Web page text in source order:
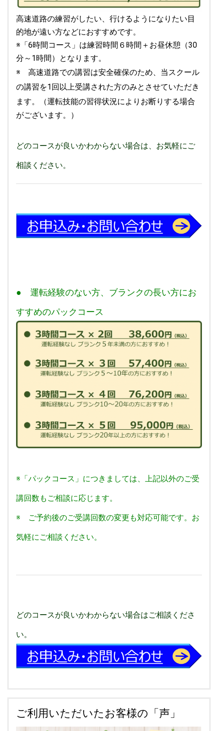
高速道路の練習がしたい、行けるようになりたい目
的地が遠い方などにおすすめです。
※「6時間コース」は練習時間６時間＋お昼休憩（30
分～1時間）となります。
※ 高速道路での講習は安全確保のため、当スクール
の講習を1回以上受講された方のみとさせていただき
ます。
（運転技能の習得状況によりお断りする場合
がございます。）
どのコースが良いかわからない場合は、お気軽にご
相談ください。
● 運転経験のない方、ブランクの長い方にお
すすめのパックコース
※「パックコース」につきましては、上記以外のご受
講回数もご相談に応じます。
※ ご予約後のご受講回数の変更も対応可能です。お
気軽にご相談ください。
どのコースが良いかわからない場合はご相談くださ
い。
ご利用いただいたお客様の「声」